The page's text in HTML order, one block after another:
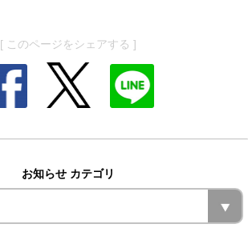
[ このページをシェアする ]
お知らせ カテゴリ